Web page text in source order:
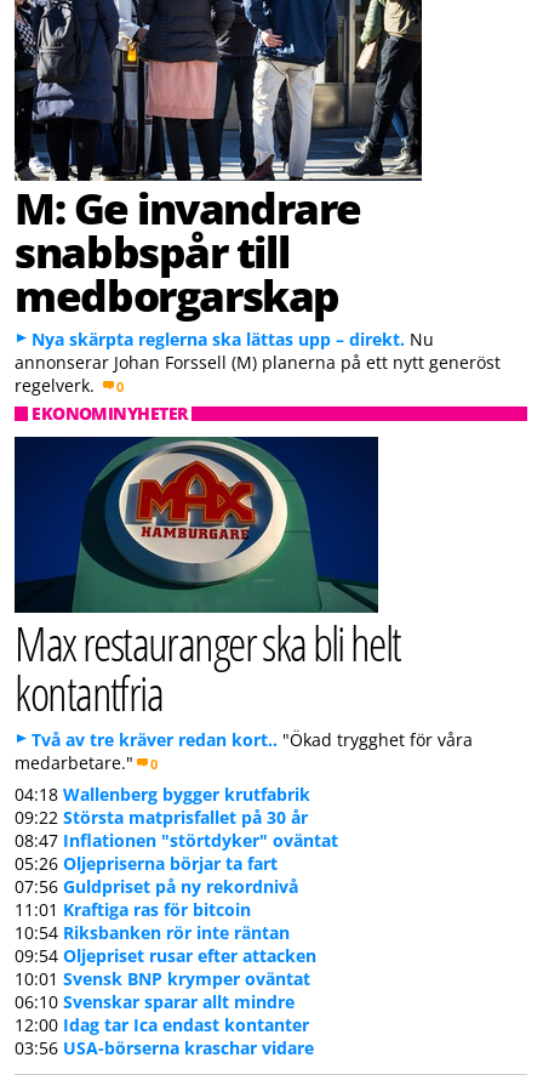
M: Ge invandrare
snabbspår till
medborgarskap
Nya skärpta reglerna ska lättas upp – direkt. Nu
annonserar Johan Forssell (M) planerna på ett nytt generöst
regelverk.
0
EKONOMINYHETER
Max restauranger ska bli helt
kontantfria
Två av tre kräver redan kort.. "Ökad trygghet för våra
medarbetare."
0
04:18 Wallenberg bygger krutfabrik
09:22 Största matprisfallet på 30 år
08:47 Inflationen "störtdyker" oväntat
05:26 Oljepriserna börjar ta fart
07:56 Guldpriset på ny rekordnivå
11:01 Kraftiga ras för bitcoin
10:54 Riksbanken rör inte räntan
09:54 Oljepriset rusar efter attacken
10:01 Svensk BNP krymper oväntat
06:10 Svenskar sparar allt mindre
12:00 Idag tar Ica endast kontanter
03:56 USA-börserna kraschar vidare